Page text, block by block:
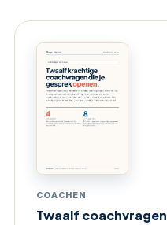
COACHEN
Twaalf coachvragen